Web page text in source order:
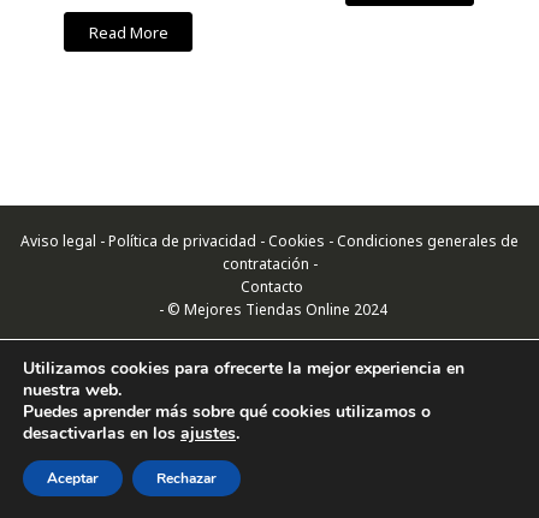
Read More
Aviso legal - Política de privacidad - Cookies - Condiciones generales de
contratación -
Contacto
- © Mejores Tiendas Online 2024
Utilizamos cookies para ofrecerte la mejor experiencia en
nuestra web.
Puedes aprender más sobre qué cookies utilizamos o
desactivarlas en los ajustes.
Aceptar Rechazar